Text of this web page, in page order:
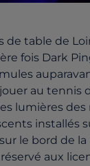
de table de
fois Dark
au tennis
lumières
installés
le bord de
aux